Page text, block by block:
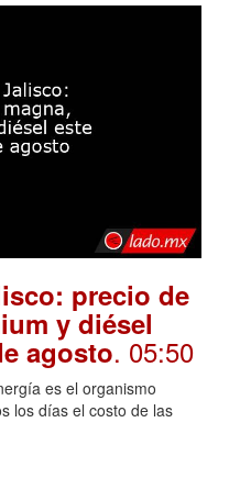
precio de
y diésel
agosto. 05:50
es el organismo
los días el costo de las